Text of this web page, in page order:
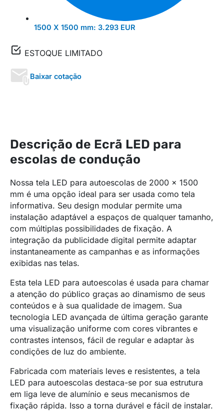
1500 X 1500 mm: 3.293 EUR
ESTOQUE LIMITADO
Baixar cotação
Descrição de Ecrã LED para
escolas de condução
Nossa tela LED para autoescolas de 2000 x 1500
mm é uma opção ideal para ser usada como tela
informativa. Seu design modular permite uma
instalação adaptável a espaços de qualquer tamanho,
com múltiplas possibilidades de fixação. A
integração da publicidade digital permite adaptar
instantaneamente as campanhas e as informações
exibidas nas telas.
Esta tela LED para autoescolas é usada para chamar
a atenção do público graças ao dinamismo de seus
conteúdos e à sua qualidade de imagem. Sua
tecnologia LED avançada de última geração garante
uma visualização uniforme com cores vibrantes e
contrastes intensos, fácil de regular e adaptar às
condições de luz do ambiente.
Fabricada com materiais leves e resistentes, a tela
LED para autoescolas destaca-se por sua estrutura
em liga leve de alumínio e seus mecanismos de
fixação rápida. Isso a torna durável e fácil de instalar.